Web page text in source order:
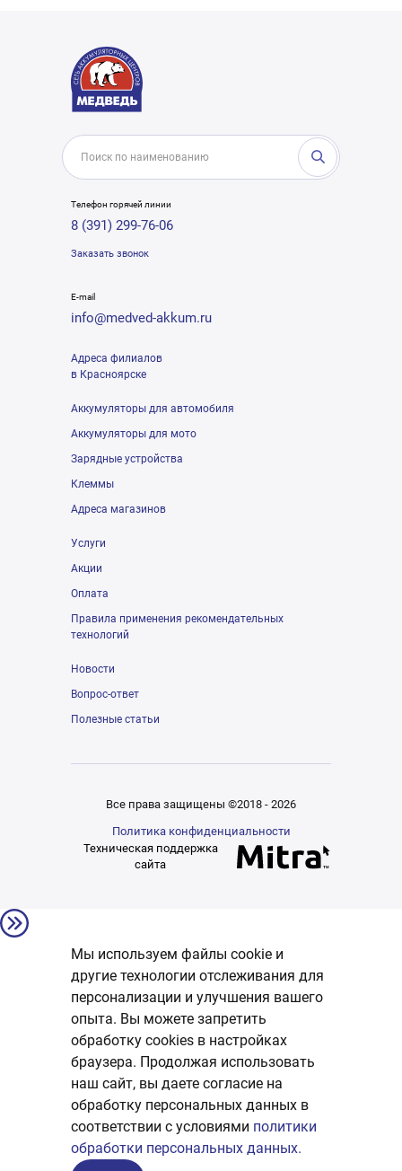
Телефон горячей линии
8 (391) 299-76-06
Заказать звонок
E-mail
info@medved-akkum.ru
Адреса филиалов
в Красноярске
Аккумуляторы для автомобиля
Аккумуляторы для мото
Зарядные устройства
Клеммы
Адреса магазинов
Услуги
Акции
Оплата
Правила применения рекомендательных
технологий
Новости
Вопрос-ответ
Полезные статьи
Все права защищены ©2018 - 2026
Политика конфиденциальности
Техническая поддержка
сайта
Мы используем файлы cookie и
другие технологии отслеживания для
персонализации и улучшения вашего
опыта. Вы можете запретить
обработку сookies в настройках
браузера. Продолжая использовать
наш сайт, вы даете согласие на
обработку персональных данных в
соответствии с условиями политики
обработки персональных данных.